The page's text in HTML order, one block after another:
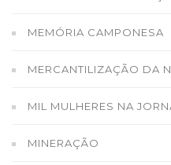
MEMÓRIA CAMPONESA
MERCANTILIZAÇÃO DA
MIL MULHERES NA
MINERAÇÃO